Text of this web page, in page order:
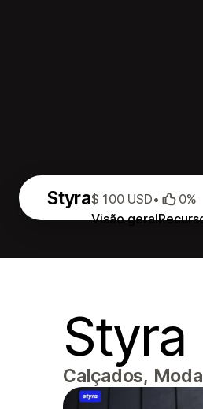
Styra
Visão geral
$ 100 USD• 0%
Styra
Calçados,